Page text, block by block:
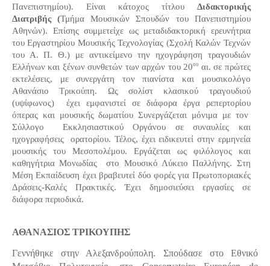
Πανεπιστημίου). Είναι κάτοχος τίτλου Διδακτορικής
Διατριβής (Τμήμα Μουσικών Σπουδών του Πανεπιστημίου
Αθηνών). Επίσης συμμετείχε ως μεταδιδακτορική ερευνήτρια
του Εργαστηρίου Μουσικής Τεχνολογίας (Σχολή Καλών Τεχνών
του Α. Π. Θ.) με αντικείμενο την ηχογράφηση τραγουδιών
Ελλήνων και ξένων συνθετών των αρχών του 20ου αι. σε πρώτες
εκτελέσεις, με συνεργάτη τον πιανίστα και μουσικολόγο
Αθανάσιο Τρικούπη. Ως σολίστ κλασικού τραγουδιού
(υψίφωνος) έχει εμφανιστεί σε διάφορα έργα ρεπερτορίου
όπερας και μουσικής δωματίου Συνεργάζεται μόνιμα με τον
Σύλλογο Εκκλησιαστικού Οργάνου σε συναυλίες και
ηχογραφήσεις ορατορίου. Τέλος, έχει ειδικευτεί στην ερμηνεία
μουσικής του Μεσοπολέμου. Εργάζεται ως φιλόλογος και
καθηγήτρια Μονωδίας στο Μουσικό Λύκειο Παλλήνης. Στη
Μέση Εκπαίδευση έχει βραβευτεί δύο φορές για Πρωτοποριακές
Δράσεις-Καλές Πρακτικές. Έχει δημοσιεύσει εργασίες σε
διάφορα περιοδικά.
ΑΘΑΝΑΣΙΟΣ ΤΡΙΚΟΥΠΗΣ
Γεννήθηκε στην Αλεξανδρούπολη. Σπούδασε στο Εθνικό